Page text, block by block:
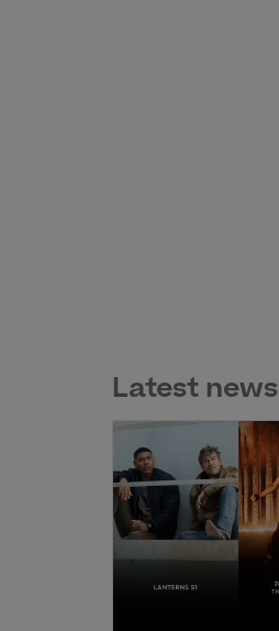
Latest news